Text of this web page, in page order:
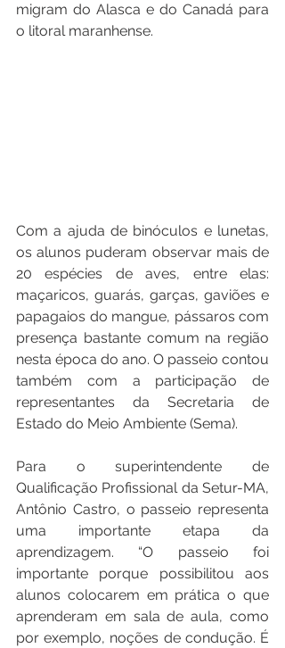
migram do Alasca e do Canadá para
o litoral maranhense.
Com a ajuda de binóculos e lunetas,
os alunos puderam observar mais de
20 espécies de aves, entre elas:
maçaricos, guarás, garças, gaviões e
papagaios do mangue, pássaros com
presença bastante comum na região
nesta época do ano. O passeio contou
também com a participação de
representantes da Secretaria de
Estado do Meio Ambiente (Sema).
Para o superintendente de
Qualificação Profissional da Setur-MA,
Antônio Castro, o passeio representa
uma importante etapa da
aprendizagem. “O passeio foi
importante porque possibilitou aos
alunos colocarem em prática o que
aprenderam em sala de aula, como
por exemplo, noções de condução. É